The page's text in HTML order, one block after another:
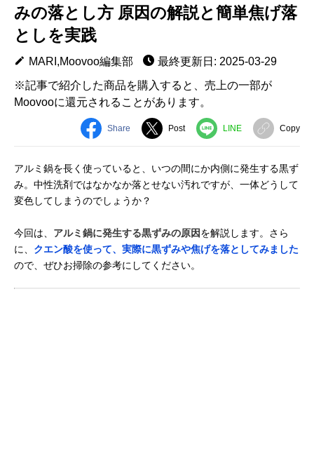
みの落とし方 原因の解説と簡単焦げ落
としを実践
MARI,Moovoo編集部
最終更新日: 2025-03-29
※記事で紹介した商品を購入すると、売上の一部が
Moovooに還元されることがあります。
Share Post LINE Copy
アルミ鍋を長く使っていると、いつの間にか内側に発生する黒ず
み。中性洗剤ではなかなか落とせない汚れですが、一体どうして
変色してしまうのでしょうか？
今回は、 アルミ鍋に発生する黒ずみの原因を解説します。さら
に、 クエン酸を使って、実際に黒ずみや焦げを落としてみました
ので、ぜひお掃除の参考にしてください。